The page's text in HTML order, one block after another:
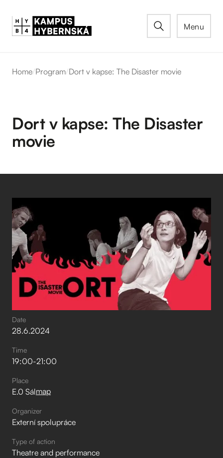
Menu
Home/Program/Dort v kapse: The Disaster movie
Dort v kapse: The Disaster
movie
Date
28.6.2024
Time
19:00-21:00
Place
E.0 Sálmap
Organizer
Externí spolupráce
Type of action
Theatre and performance